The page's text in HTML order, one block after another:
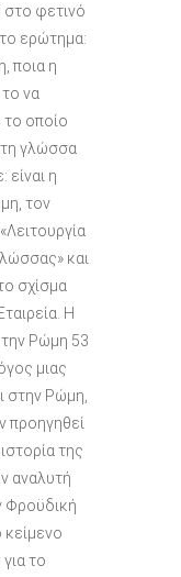
φετινό
το ερώτημα:
ποια η
να
το οποίο
γλώσσα
είναι η
τον
και
σχίσμα
Η
Ρώμη 53
μιας
στην Ρώμη,
προηγηθεί
της
αναλυτή
Φροϋδική
το